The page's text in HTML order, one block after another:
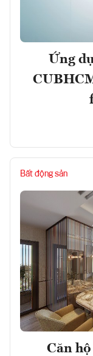
Ứng
Bất động sản
Căn